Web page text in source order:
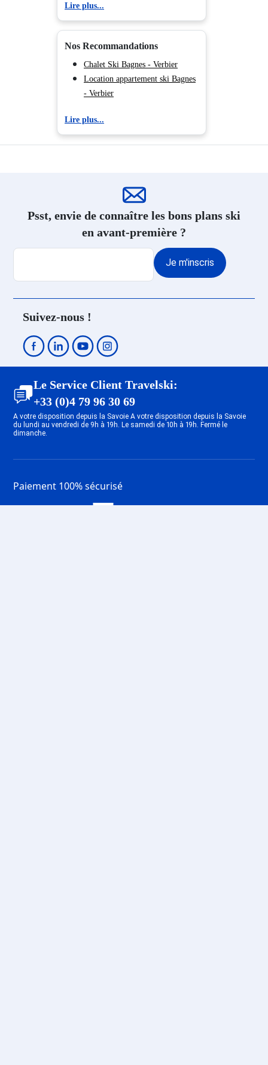
Location Veysonnaz
Location La Tzoumaz
Location Saas - Almagell
Location Thyon
Lire plus...
Nos Recommandations
Chalet Ski Bagnes - Verbier
Location appartement ski Bagnes
- Verbier
Lire plus...
Psst, envie de connaître les bons plans ski
en avant-première ?
Je m'inscris
Suivez-nous !
Le Service Client Travelski:
+33 (0)4 79 96 30 69
A votre disposition depuis la Savoie A votre disposition depuis la Savoie
du lundi au vendredi de 9h à 19h. Le samedi de 10h à 19h. Fermé le
dimanche.
Paiement 100% sécurisé